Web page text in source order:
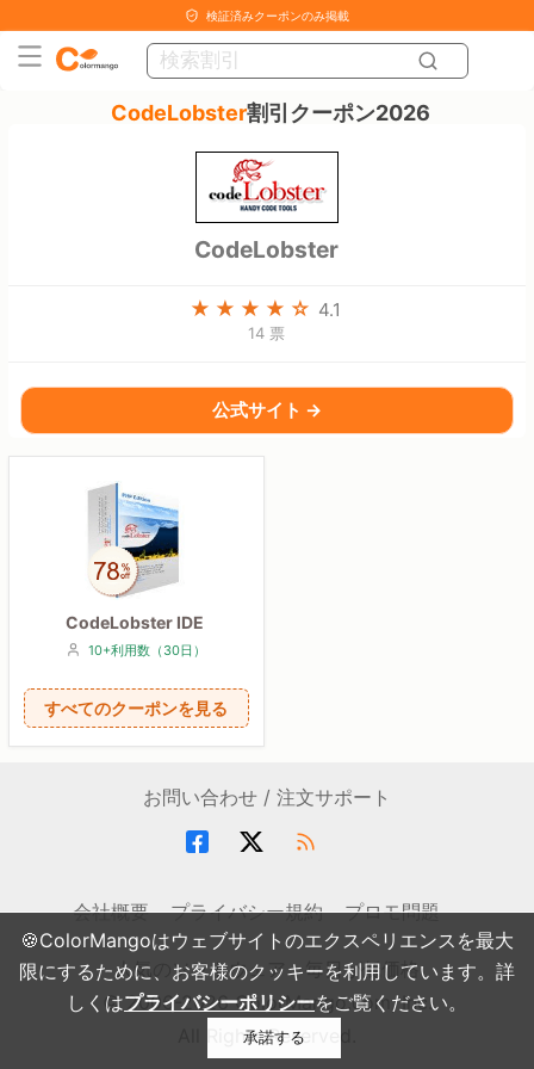
🍪ColorMangoはウェブサイトのエクスペリエンスを最大
限にするために、お客様のクッキーを利用しています。詳
しくはプライバシーポリシーをご覧ください。
承諾する
検証済みクーポンのみ掲載
CodeLobster割引クーポン2026
CodeLobster
4.1
14 票
公式サイト →
CodeLobster IDE
10+利用数（30日）
すべてのクーポンを見る
お問い合わせ / 注文サポート
会社概要 プライバシー規約 プロモ問題
人気のソフトウェア・毎日が低価格
© 2006-2026 ColorMango.com, Inc.
All Rights Reserved.